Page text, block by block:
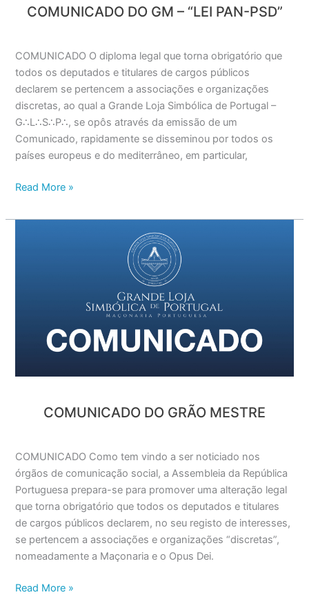
COMUNICADO DO GM – “LEI PAN-PSD”
COMUNICADO O diploma legal que torna obrigatório que
todos os deputados e titulares de cargos públicos
declarem se pertencem a associações e organizações
discretas, ao qual a Grande Loja Simbólica de Portugal –
G∴L∴S∴P∴, se opôs através da emissão de um
Comunicado, rapidamente se disseminou por todos os
países europeus e do mediterrâneo, em particular,
Read More »
COMUNICADO DO GRÃO MESTRE
COMUNICADO Como tem vindo a ser noticiado nos
órgãos de comunicação social, a Assembleia da República
Portuguesa prepara-se para promover uma alteração legal
que torna obrigatório que todos os deputados e titulares
de cargos públicos declarem, no seu registo de interesses,
se pertencem a associações e organizações “discretas”,
nomeadamente a Maçonaria e o Opus Dei.
Read More »